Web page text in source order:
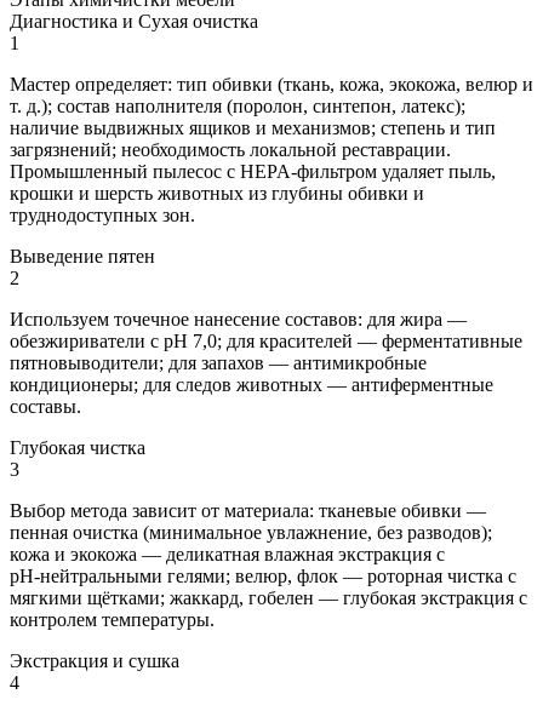
Диагностика и Сухая очистка
1
Мастер определяет: тип обивки (ткань, кожа, экокожа, велюр и
т. д.); состав наполнителя (поролон, синтепон, латекс);
наличие выдвижных ящиков и механизмов; степень и тип
загрязнений; необходимость локальной реставрации.
Промышленный пылесос с HEPA‑фильтром удаляет пыль,
крошки и шерсть животных из глубины обивки и
труднодоступных зон.
Выведение пятен
2
Используем точечное нанесение составов: для жира —
обезжириватели с pH 7,0; для красителей — ферментативные
пятновыводители; для запахов — антимикробные
кондиционеры; для следов животных — антиферментные
составы.
Глубокая чистка
3
Выбор метода зависит от материала: тканевые обивки —
пенная очистка (минимальное увлажнение, без разводов);
кожа и экокожа — деликатная влажная экстракция с
pH‑нейтральными гелями; велюр, флок — роторная чистка с
мягкими щётками; жаккард, гобелен — глубокая экстракция с
контролем температуры.
Экстракция и сушка
4